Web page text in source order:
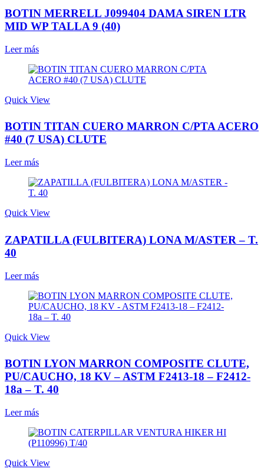
BOTIN MERRELL J099404 DAMA SIREN LTR
MID WP TALLA 9 (40)
Leer más
Quick View
BOTIN TITAN CUERO MARRON C/PTA ACERO
#40 (7 USA) CLUTE
Leer más
Quick View
ZAPATILLA (FULBITERA) LONA M/ASTER – T.
40
Leer más
Quick View
BOTIN LYON MARRON COMPOSITE CLUTE,
PU/CAUCHO, 18 KV – ASTM F2413-18 – F2412-
18a – T. 40
Leer más
Quick View